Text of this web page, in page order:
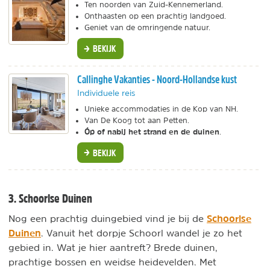
Ten noorden van Zuid-Kennemerland.
Onthaasten op een prachtig landgoed.
Geniet van de omringende natuur.
BEKIJK
Callinghe Vakanties - Noord-Hollandse kust
Individuele reis
Unieke accommodaties in de Kop van NH.
Van De Koog tot aan Petten.
Óp of nabij het strand en de duinen
BEKIJK
3. Schoorlse Duinen
Nog een prachtig duingebied vind je bij de Schoorlse
Duinen . Vanuit het dorpje Schoorl wandel je zo het
gebied in. Wat je hier aantreft? Brede duinen,
prachtige bossen en weidse heidevelden. Met